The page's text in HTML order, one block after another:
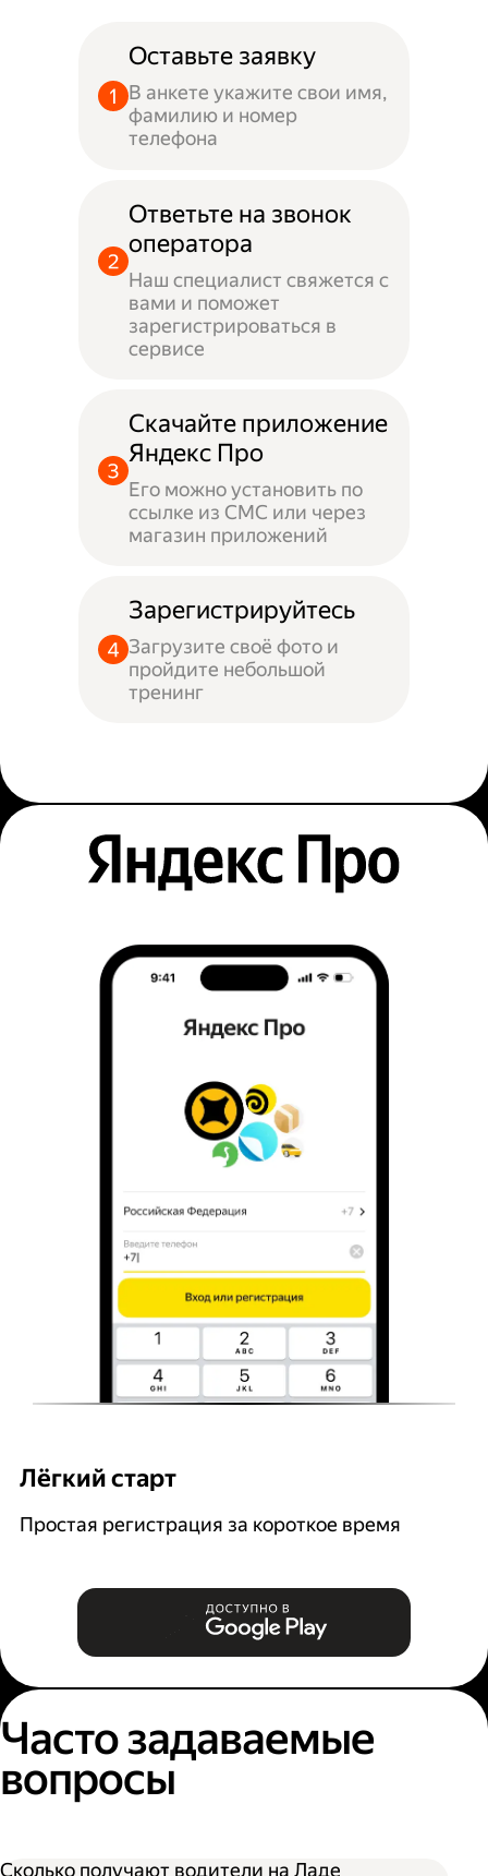
Оставьте заявку
В анкете укажите свои имя,
фамилию и номер
телефона
Ответьте на звонок
оператора
Наш специалист свяжется с
вами и поможет
зарегистрироваться в
сервисе
Скачайте приложение
Яндекс Про
Его можно установить по
ссылке из СМС или через
магазин приложений
Зарегистрируйтесь
Загрузите своё фото и
пройдите небольшой
тренинг
Лёгкий старт
Простая регистрация за короткое время
Часто задаваемые
вопросы
Сколько получают водители на Ладе